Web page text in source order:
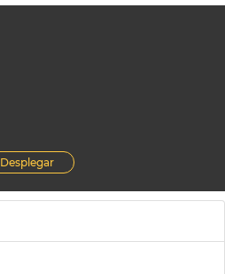
Desplegar